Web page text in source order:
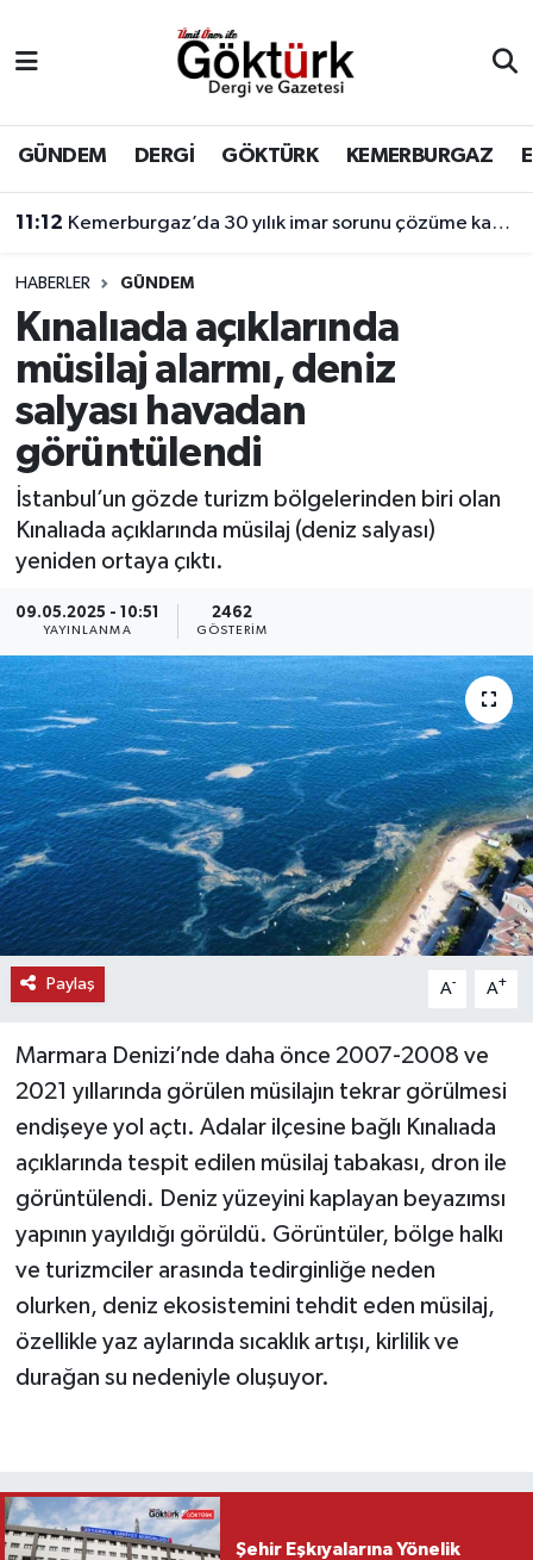
GÜNDEM DERGİ GÖKTÜRK KEMERBURGAZ
11:12 Kemerburgaz’da 30 yılık imar sorunu çözüme kavuşuyor
HABERLER GÜNDEM
Kınalıada açıklarında
müsilaj alarmı, deniz
salyası havadan
görüntülendi
İstanbul’un gözde turizm bölgelerinden biri olan
Kınalıada açıklarında müsilaj (deniz salyası)
yeniden ortaya çıktı.
09.05.2025 - 10:51
YAYINLANMA
2462
GÖSTERIM
Paylaş A- A+
Marmara Denizi’nde daha önce 2007-2008 ve
2021 yıllarında görülen müsilajın tekrar görülmesi
endişeye yol açtı. Adalar ilçesine bağlı Kınalıada
açıklarında tespit edilen müsilaj tabakası, dron ile
görüntülendi. Deniz yüzeyini kaplayan beyazımsı
yapının yayıldığı görüldü. Görüntüler, bölge halkı
ve turizmciler arasında tedirginliğe neden
olurken, deniz ekosistemini tehdit eden müsilaj,
özellikle yaz aylarında sıcaklık artışı, kirlilik ve
durağan su nedeniyle oluşuyor.
Şehir Eşkıyalarına Yönelik
BİLİM
DERGİ
DÜNYA
EĞİTİM
EKONOMİ
GÖKTÜRK
GÜNDEM
KEMERBURGAZ
KÜLTÜR - SANAT
MAGAZİN
ÖZEL HABER
SAĞLIK
SPOR
TEKNOLOJİ
TİCARET
YAŞAM
Eyüpsultan Hava Durumu
Eyüpsultan Trafik Yoğunluk Haritası
Süper Lig Puan Durumu ve Fikstür
Tüm Manşetler
Son Dakika Haberleri
Haber Arşivi